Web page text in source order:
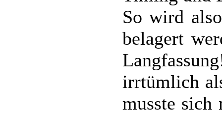
So wird
belagert
irrtümlich
musste sich